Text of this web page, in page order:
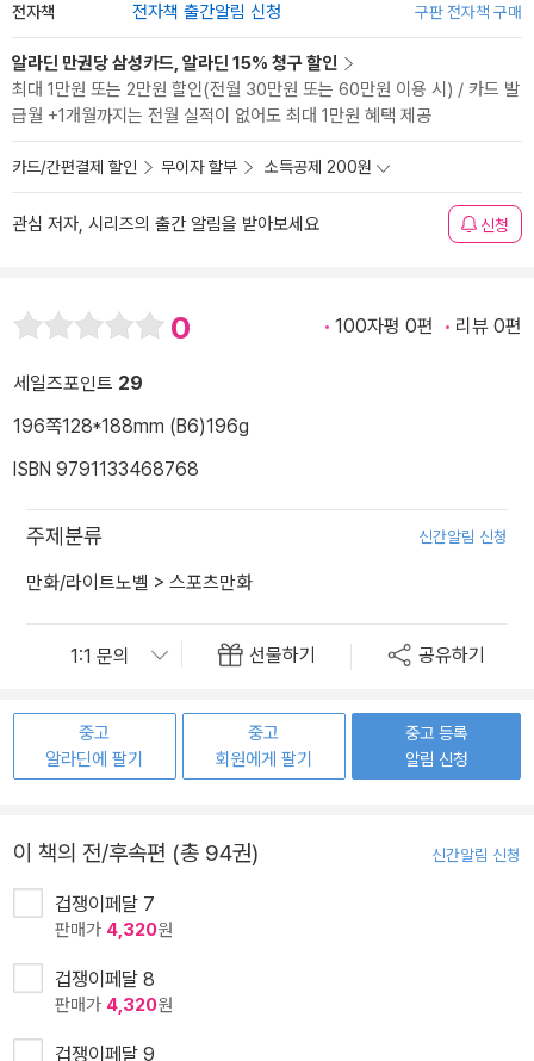
전자책 전자책 출간알림 신청 구판 전자책 구매
알라딘 만권당 삼성카드, 알라딘 15% 청구 할인
최대 1만원 또는 2만원 할인(전월 30만원 또는 60만원 이용 시) / 카드 발
급월 +1개월까지는 전월 실적이 없어도 최대 1만원 혜택 제공
카드/간편결제 할인 무이자 할부 소득공제 200원
관심 저자, 시리즈의 출간 알림을 받아보세요 신청
0 100자평 0편 리뷰 0편
세일즈포인트 29
196쪽128*188mm (B6)196g
ISBN 9791133468768
주제분류 신간알림 신청
만화/라이트노벨 > 스포츠만화
선물하기 공유하기
중고
알라딘에 팔기
중고
회원에게 팔기
중고 등록
알림 신청
이 책의 전/후속편 (총 94권) 신간알림 신청
겁쟁이페달 7
판매가 4,320원
겁쟁이페달 8
판매가 4,320원
겁쟁이페달 9